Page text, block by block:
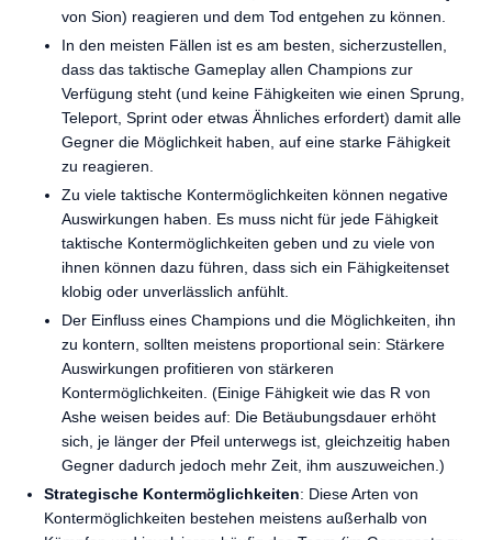
von Sion) reagieren und dem Tod entgehen zu können.
In den meisten Fällen ist es am besten, sicherzustellen,
dass das taktische Gameplay allen Champions zur
Verfügung steht (und keine Fähigkeiten wie einen Sprung,
Teleport, Sprint oder etwas Ähnliches erfordert) damit alle
Gegner die Möglichkeit haben, auf eine starke Fähigkeit
zu reagieren.
Zu viele taktische Kontermöglichkeiten können negative
Auswirkungen haben. Es muss nicht für jede Fähigkeit
taktische Kontermöglichkeiten geben und zu viele von
ihnen können dazu führen, dass sich ein Fähigkeitenset
klobig oder unverlässlich anfühlt.
Der Einfluss eines Champions und die Möglichkeiten, ihn
zu kontern, sollten meistens proportional sein: Stärkere
Auswirkungen profitieren von stärkeren
Kontermöglichkeiten. (Einige Fähigkeit wie das R von
Ashe weisen beides auf: Die Betäubungsdauer erhöht
sich, je länger der Pfeil unterwegs ist, gleichzeitig haben
Gegner dadurch jedoch mehr Zeit, ihm auszuweichen.)
Strategische Kontermöglichkeiten: Diese Arten von
Kontermöglichkeiten bestehen meistens außerhalb von